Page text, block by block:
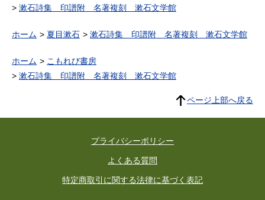
漱石詩集 印譜附 名著複刻 漱石文学館
ホーム 夏目漱石 漱石詩集 印譜附 名著複刻 漱石文学館
ホーム
こもれび書房
漱石詩集 印譜附 名著複刻 漱石文学館
ページ上部へ戻る
プライバシーポリシー
よくある質問
特定商取引に関する法律に基づく表記